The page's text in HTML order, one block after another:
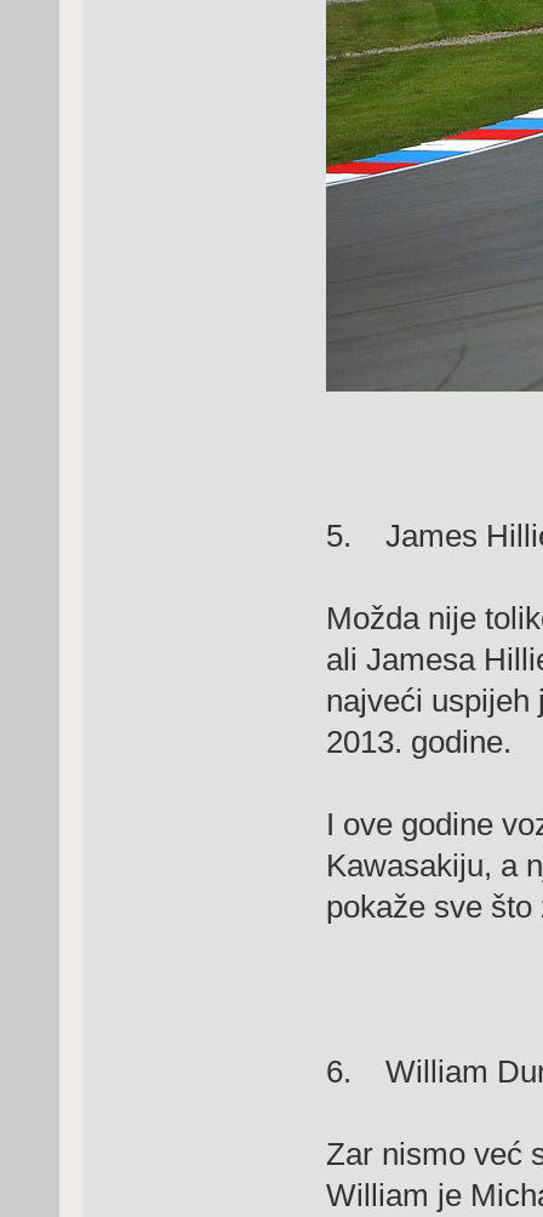
5. James
Možda nije
ali Jamesa
najveći uspijeh
2013. godine.
I ove godine
Kawasakiju, a
pokaže sve
6. William
Zar nismo već
William je